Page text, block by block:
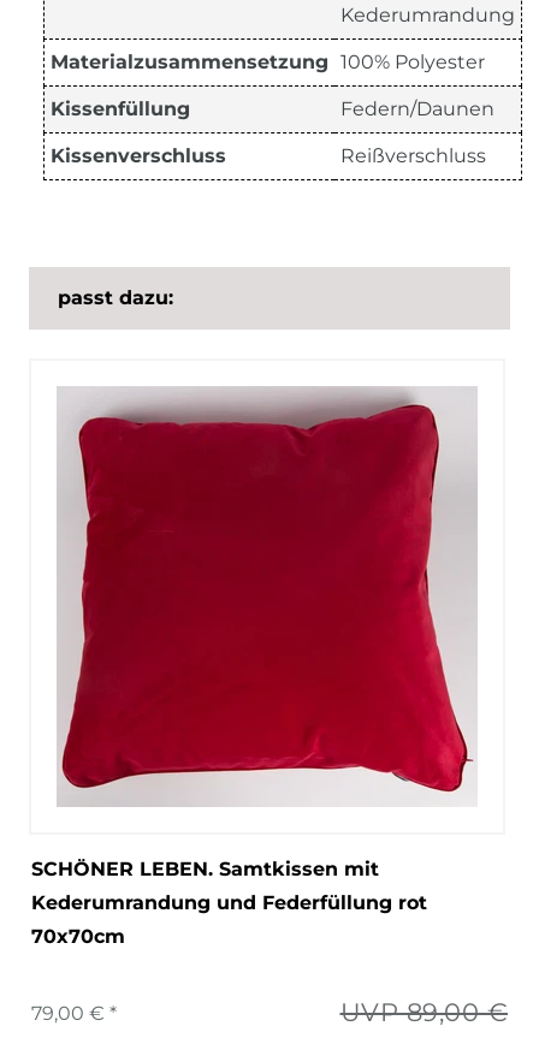
Kederumrandung
Materialzusammensetzung 100% Polyester
Kissenfüllung Federn/Daunen
Kissenverschluss Reißverschluss
passt dazu:
SCHÖNER LEBEN. Samtkissen mit
Kederumrandung und Federfüllung rot
70x70cm
UVP 89,00 €
79,00 € *